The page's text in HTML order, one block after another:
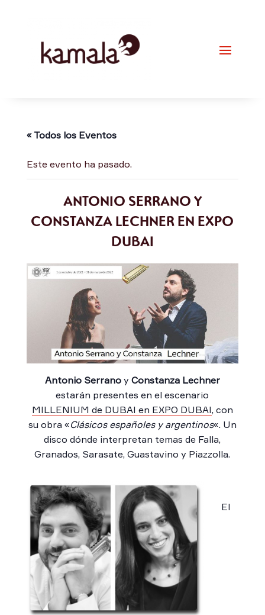
« Todos los Eventos
Este evento ha pasado.
ANTONIO SERRANO Y
CONSTANZA LECHNER EN EXPO
DUBAI
Antonio Serranoy Constanza Lechner
estarán presentes en el escenario
MILLENIUM de DUBAI en EXPO DUBAI, con
su obra «Clásicos españoles y argentinos«. Un
disco dónde interpretan temas de Falla,
Granados, Sarasate, Guastavino y Piazzolla.
El